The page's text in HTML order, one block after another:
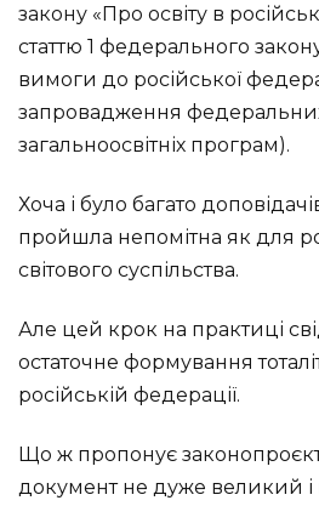
закону «Про освіту в
статтю 1 федерального
вимоги до російської
запровадження
загальноосвітніх програм).
Хоча і було багато
пройшла непомітна як для
світового суспільства.
Але цей крок на практиці
остаточне формування
російській федерації.
Що ж пропонує
документ не дуже великий і